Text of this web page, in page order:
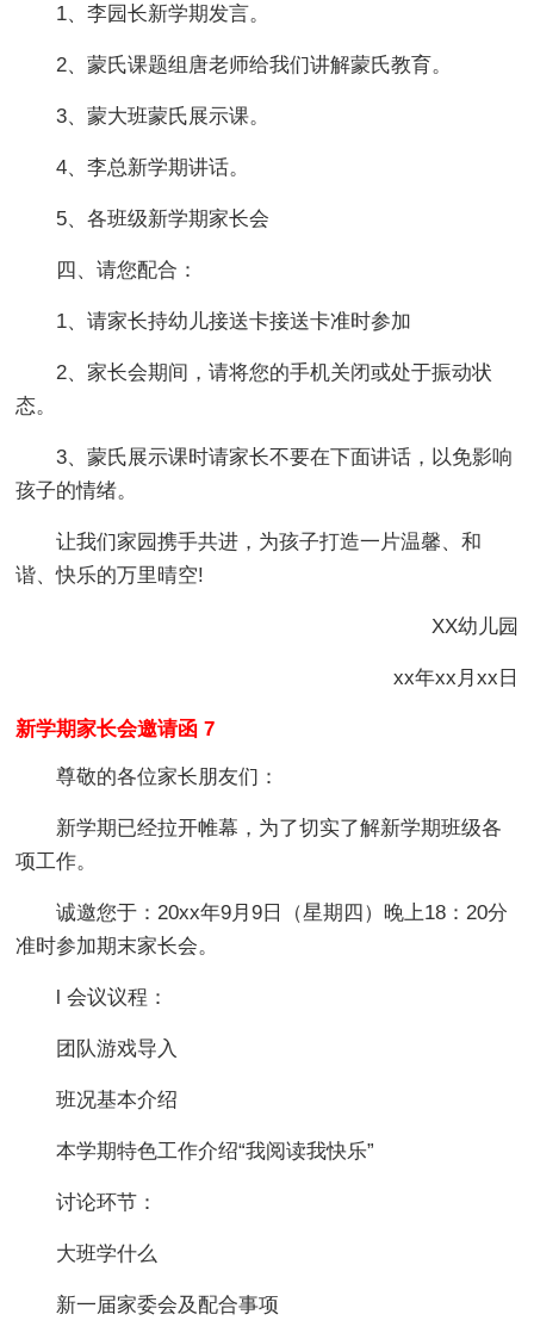
1、李园长新学期发言。
2、蒙氏课题组唐老师给我们讲解蒙氏教育。
3、蒙大班蒙氏展示课。
4、李总新学期讲话。
5、各班级新学期家长会
四、请您配合：
1、请家长持幼儿接送卡接送卡准时参加
2、家长会期间，请将您的手机关闭或处于振动状
态。
3、蒙氏展示课时请家长不要在下面讲话，以免影响
孩子的情绪。
让我们家园携手共进，为孩子打造一片温馨、和
谐、快乐的万里晴空!
XX幼儿园
xx年xx月xx日
新学期家长会邀请函 7
尊敬的各位家长朋友们：
新学期已经拉开帷幕，为了切实了解新学期班级各
项工作。
诚邀您于：20xx年9月9日（星期四）晚上18：20分
准时参加期末家长会。
l 会议议程：
团队游戏导入
班况基本介绍
本学期特色工作介绍“我阅读我快乐”
讨论环节：
大班学什么
新一届家委会及配合事项